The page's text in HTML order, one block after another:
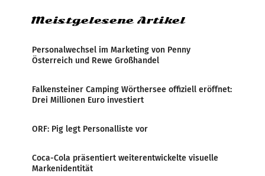
Meistgelesene Artikel
Personalwechsel im Marketing von Penny
Österreich und Rewe Großhandel
Falkensteiner Camping Wörthersee offiziell eröffnet:
Drei Millionen Euro investiert
ORF: Pig legt Personalliste vor
Coca-Cola präsentiert weiterentwickelte visuelle
Markenidentität